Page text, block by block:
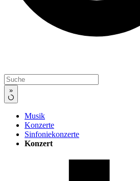
»
Musik
Konzerte
Sinfoniekonzerte
Konzert